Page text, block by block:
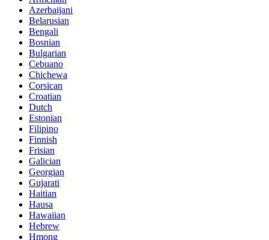
Azerbaijani
Belarusian
Bengali
Bosnian
Bulgarian
Cebuano
Chichewa
Corsican
Croatian
Dutch
Estonian
Filipino
Finnish
Frisian
Galician
Georgian
Gujarati
Haitian
Hausa
Hawaiian
Hebrew
Hmong